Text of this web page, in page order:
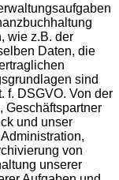
wie z.B. der
Daten, die
sind
f. DSGVO. Von der
Geschäftspartner
und unser
von
unserer